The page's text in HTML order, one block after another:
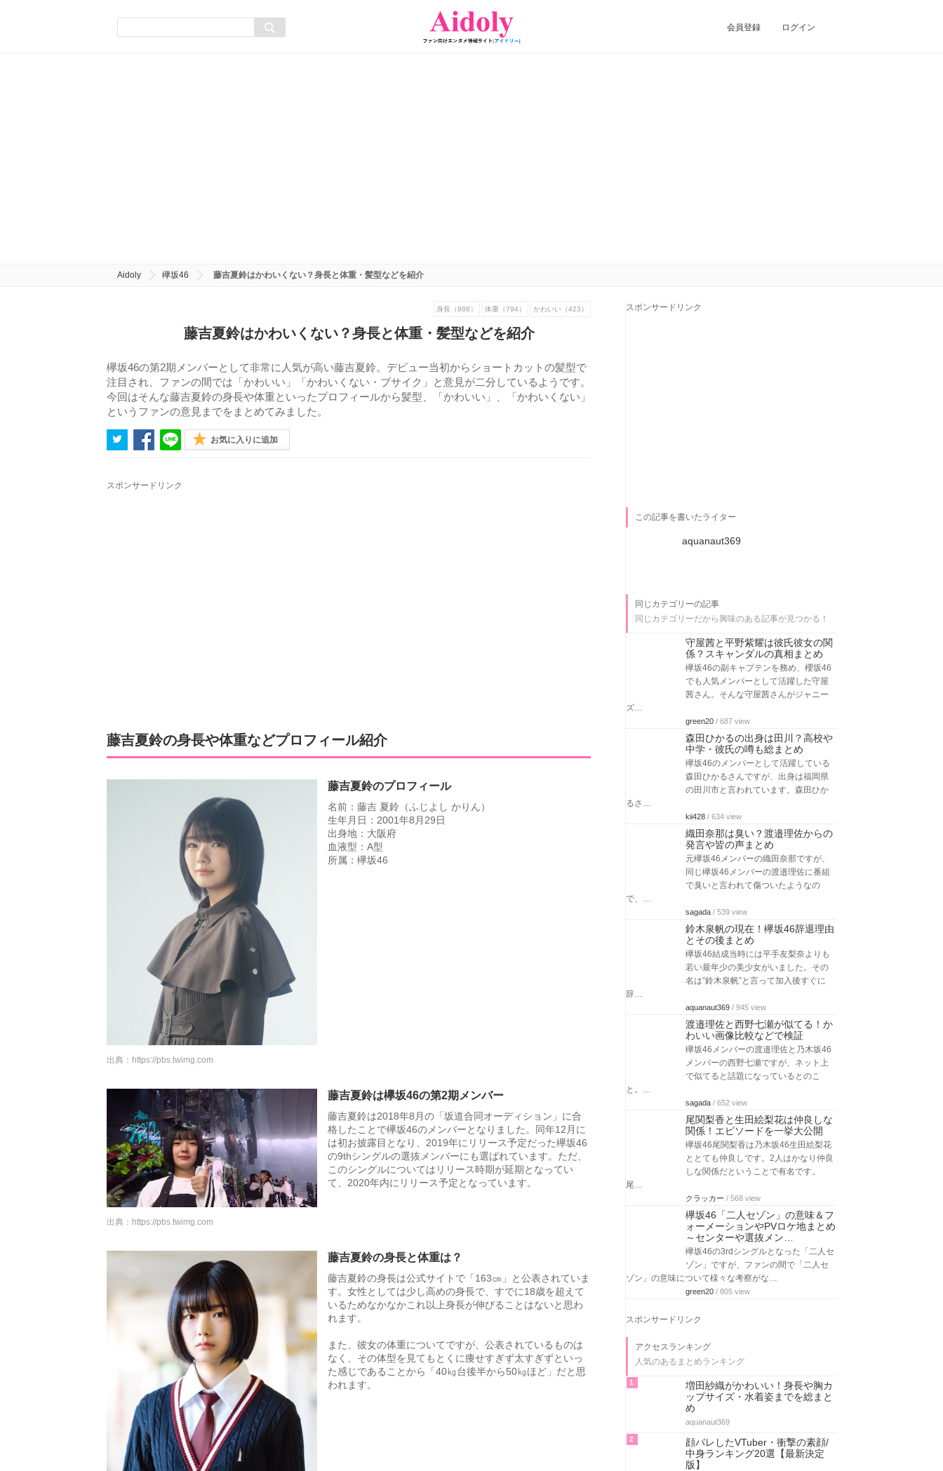
会員登録 ログイン
Aidoly 欅坂46 藤吉夏鈴はかわいくない？身長と体重・髪型などを紹介
身長（988） 体重（794） かわいい（423）
藤吉夏鈴はかわいくない？身長と体重・髪型などを紹介
欅坂46の第2期メンバーとして非常に人気が高い藤吉夏鈴。デビュー当初からショートカットの髪型で
注目され、ファンの間では「かわいい」「かわいくない・ブサイク」と意見が二分しているようです。
今回はそんな藤吉夏鈴の身長や体重といったプロフィールから髪型、「かわいい」、「かわいくない」
というファンの意見までをまとめてみました。
お気に入りに追加
スポンサードリンク
藤吉夏鈴の身長や体重などプロフィール紹介
藤吉夏鈴のプロフィール
名前：藤吉 夏鈴（ふじよし かりん）
生年月日：2001年8月29日
出身地：大阪府
血液型：A型
所属：欅坂46
出典： https://pbs.twimg.com
藤吉夏鈴は欅坂46の第2期メンバー
藤吉夏鈴は2018年8月の「坂道合同オーディション」に合
格したことで欅坂46のメンバーとなりました。同年12月に
は初お披露目となり、2019年にリリース予定だった欅坂46
の9thシングルの選抜メンバーにも選ばれています。ただ、
このシングルについてはリリース時期が延期となってい
て、2020年内にリリース予定となっています。
出典： https://pbs.twimg.com
藤吉夏鈴の身長と体重は？
藤吉夏鈴の身長は公式サイトで「163㎝」と公表されていま
す。女性としては少し高めの身長で、すでに18歳を超えて
いるためなかなかこれ以上身長が伸びることはないと思わ
れます。
また、彼女の体重についてですが、公表されているものは
なく、その体型を見てもとくに痩せすぎず太すぎずといっ
た感じであることから「40㎏台後半から50㎏ほど」だと思
われます。
スポンサードリンク
この記事を書いたライター
aquanaut369
同じカテゴリーの記事
同じカテゴリーだから興味のある記事が見つかる！
守屋茜と平野紫耀は彼氏彼女の関
係？スキャンダルの真相まとめ
欅坂46の副キャプテンを務め、櫻坂46
でも人気メンバーとして活躍した守屋
茜さん。そんな守屋茜さんがジャニー
ズ…
green20 / 687 view
森田ひかるの出身は田川？高校や
中学・彼氏の噂も総まとめ
欅坂46のメンバーとして活躍している
森田ひかるさんですが、出身は福岡県
の田川市と言われています。森田ひか
るさ…
kii428 / 634 view
織田奈那は臭い？渡邉理佐からの
発言や皆の声まとめ
元欅坂46メンバーの織田奈那ですが、
同じ欅坂46メンバーの渡邉理佐に番組
で臭いと言われて傷ついたようなの
で、…
sagada / 539 view
鈴木泉帆の現在！欅坂46辞退理由
とその後まとめ
欅坂46結成当時には平手友梨奈よりも
若い最年少の美少女がいました。その
名は”鈴木泉帆”と言って加入後すぐに
辞…
aquanaut369 / 945 view
渡邉理佐と西野七瀬が似てる！か
わいい画像比較などで検証
欅坂46メンバーの渡邉理佐と乃木坂46
メンバーの西野七瀬ですが、ネット上
で似てると話題になっているとのこ
と。…
sagada / 652 view
尾関梨香と生田絵梨花は仲良しな
関係！エピソードを一挙大公開
欅坂46尾関梨香は乃木坂46生田絵梨花
ととても仲良しです。2人はかなり仲良
しな関係だということで有名です。
尾…
クラッカー / 568 view
欅坂46「二人セゾン」の意味＆フ
ォーメーションやPVロケ地まとめ
～センターや選抜メン…
欅坂46の3rdシングルとなった「二人セ
ゾン」ですが、ファンの間で「二人セ
ゾン」の意味について様々な考察がな…
green20 / 805 view
スポンサードリンク
アクセスランキング
人気のあるまとめランキング
1
増田紗織がかわいい！身長や胸カ
ップサイズ・水着姿までを総まと
め
aquanaut369
2
顔バレしたVTuber・衝撃の素顔/
中身ランキング20選【最新決定
版】